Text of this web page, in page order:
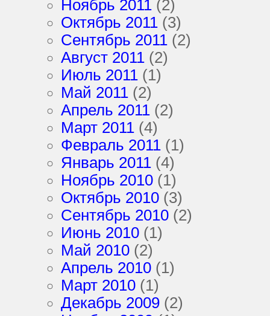
Ноябрь 2011 (2)
Октябрь 2011 (3)
Сентябрь 2011 (2)
Август 2011 (2)
Июль 2011 (1)
Май 2011 (2)
Апрель 2011 (2)
Март 2011 (4)
Февраль 2011 (1)
Январь 2011 (4)
Ноябрь 2010 (1)
Октябрь 2010 (3)
Сентябрь 2010 (2)
Июнь 2010 (1)
Май 2010 (2)
Апрель 2010 (1)
Март 2010 (1)
Декабрь 2009 (2)